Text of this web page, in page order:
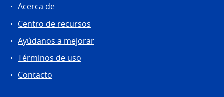
Acerca de
Centro de recursos
Ayúdanos a mejorar
Términos de uso
Contacto